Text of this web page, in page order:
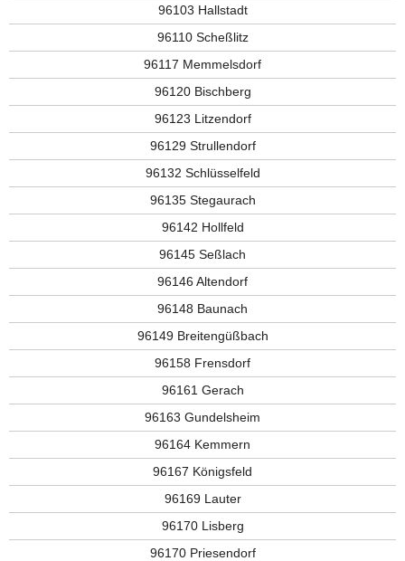
96103 Hallstadt
96110 Scheßlitz
96117 Memmelsdorf
96120 Bischberg
96123 Litzendorf
96129 Strullendorf
96132 Schlüsselfeld
96135 Stegaurach
96142 Hollfeld
96145 Seßlach
96146 Altendorf
96148 Baunach
96149 Breitengüßbach
96158 Frensdorf
96161 Gerach
96163 Gundelsheim
96164 Kemmern
96167 Königsfeld
96169 Lauter
96170 Lisberg
96170 Priesendorf